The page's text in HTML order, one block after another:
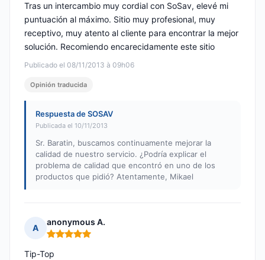
Publicado el 08/11/2013 à 09h06
Tras un intercambio muy cordial con SoSav, elevé mi
puntuación al máximo. Sitio muy profesional, muy
receptivo, muy atento al cliente para encontrar la mejor
solución. Recomiendo encarecidamente este sitio
Opinión traducida
Respuesta de SOSAV
Publicada el 10/11/2013
Sr. Baratin, buscamos continuamente mejorar la
calidad de nuestro servicio. ¿Podría explicar el
problema de calidad que encontró en uno de los
productos que pidió? Atentamente, Mikael
A
anonymous A.
Nota: 5 de 5
Tip-Top